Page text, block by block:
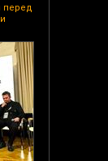
перед